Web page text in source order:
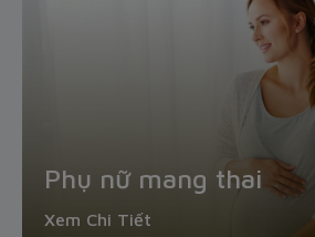
Phụ nữ mang thai
Xem Chi Tiết